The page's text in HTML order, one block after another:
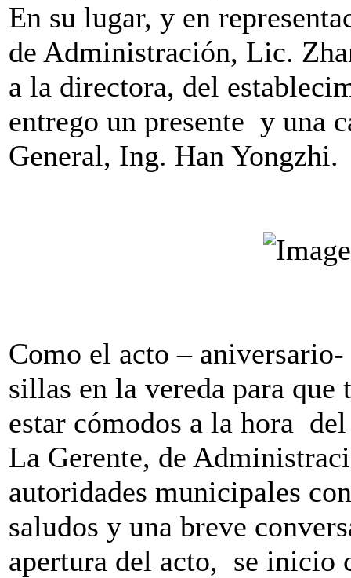
En su lugar, y en
de Administración, Lic.
a la directora, del
entrego un presente y una
General, Ing. Han Yongzhi.
Como el acto –
sillas en la vereda para que
estar cómodos a la hora
La Gerente, de
autoridades municipales
saludos y una breve
apertura del acto, se inicio